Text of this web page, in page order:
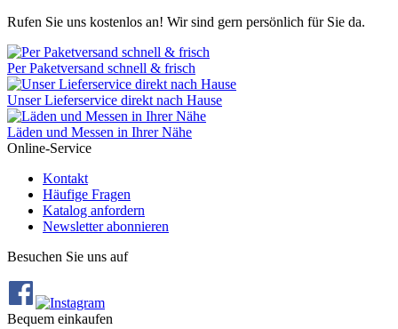
Rufen Sie uns kostenlos an! Wir sind gern persönlich für Sie da.
Per Paketversand schnell & frisch
Unser Lieferservice direkt nach Hause
Läden und Messen in Ihrer Nähe
Online-Service
Kontakt
Häufige Fragen
Katalog anfordern
Newsletter abonnieren
Besuchen Sie uns auf
Bequem einkaufen